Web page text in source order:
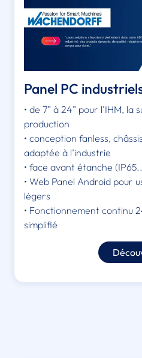
Panel PC
• de 7” à 24” pour l'IHM, la
production
• conception fanless,
adaptée à l’industrie
• face avant étanche
• Web Panel Android pour
légers
• Fonctionnement continu
simplifié